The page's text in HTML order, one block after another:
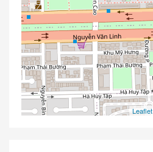
Leaflet